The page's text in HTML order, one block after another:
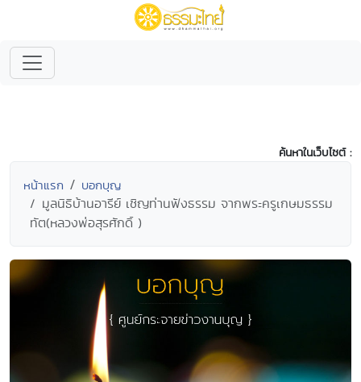
ค้นหาในเว็บไซต์ :
หน้าแรก บอกบุญ
มูลนิธิบ้านอารีย์ เชิญท่านฟังธรรม จากพระครูเกษมธรรม
ทัต(หลวงพ่อสุรศักดิ์ )